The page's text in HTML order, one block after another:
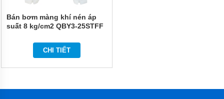
NÉN
WILDEN
NÉN
Bán bơm màng khí nén áp
suất 8 kg/cm2 QBY3-25STFF
CHI TIẾT